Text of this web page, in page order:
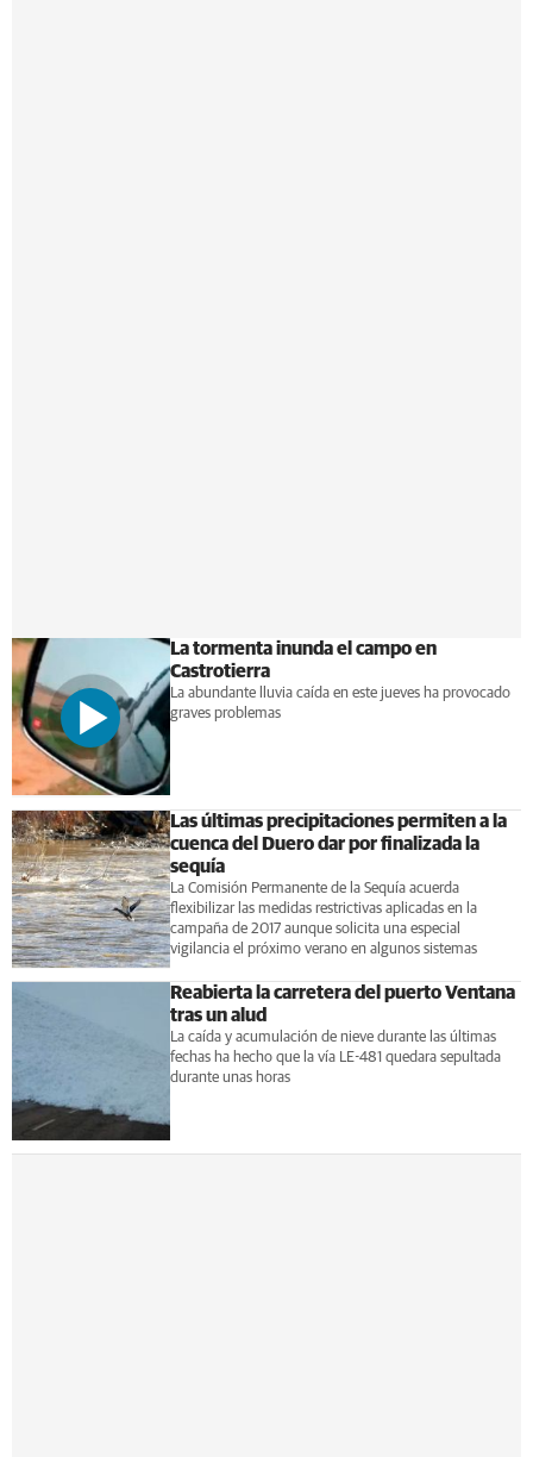
La tormenta inunda el campo en
Castrotierra
La abundante lluvia caída en este jueves ha provocado
graves problemas
Las últimas precipitaciones permiten a la
cuenca del Duero dar por finalizada la
sequía
La Comisión Permanente de la Sequía acuerda
flexibilizar las medidas restrictivas aplicadas en la
campaña de 2017 aunque solicita una especial
vigilancia el próximo verano en algunos sistemas
Reabierta la carretera del puerto Ventana
tras un alud
La caída y acumulación de nieve durante las últimas
fechas ha hecho que la vía LE-481 quedara sepultada
durante unas horas